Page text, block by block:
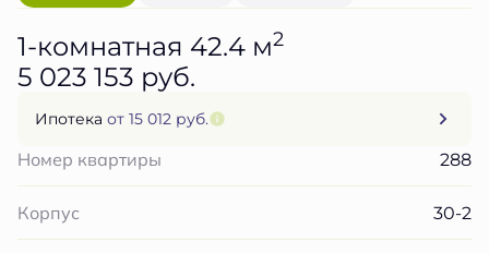
1-комнатная 42.4 м2
5 023 153 руб.
Ипотека от 15 012 руб.
Номер квартиры 288
Корпус 30-2